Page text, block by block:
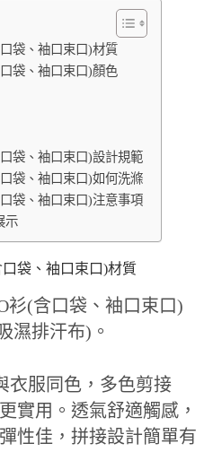
袋、袖口束口)材質
袋、袖口束口)顏色
袋、袖口束口)設計規範
袋、袖口束口)如何洗滌
袋、袖口束口)注意事項
示
袋、袖口束口)材質
衫(含口袋、袖口束口)
濕排汗布)。
衣服同色，多色剪接
實用。透氣舒適觸感，
性佳，拼接設計簡單有